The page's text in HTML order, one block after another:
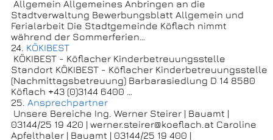
Allgemein Allgemeines Anbringen an die
Stadtverwaltung Bewerbungsblatt Allgemein und
Ferialarbeit Die Stadtgemeinde Köflach nimmt
während der Sommerferien…
24. KÖKIBEST
KÖKIBEST - Köflacher Kinderbetreuungsstelle
Standort KÖKIBEST - Köflacher Kinderbetreuungsstelle
(Nachmittagsbetreuung) Barbarasiedlung D 14 8580
Köflach +43 (0)3144 6400 …
25. Ansprechpartner
Unsere Bereiche Ing. Werner Steirer | Bauamt |
03144/25 19 420 | werner.steirer@koeflach.at Caroline
Apfelthaler | Bauamt | 03144/25 19 400 |